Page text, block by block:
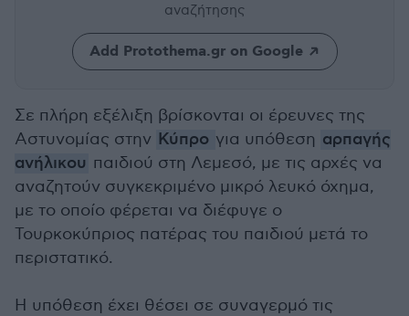
αναζήτησης
Add Protothema.gr on Google
Σε πλήρη εξέλιξη βρίσκονται οι έρευνες της
Αστυνομίας στην Κύπρο για υπόθεση αρπαγής
ανήλικου παιδιού στη Λεμεσό, με τις αρχές να
αναζητούν συγκεκριμένο μικρό λευκό όχημα,
με το οποίο φέρεται να διέφυγε ο
Τουρκοκύπριος πατέρας του παιδιού μετά το
περιστατικό.
Η υπόθεση έχει θέσει σε συναγερμό τις